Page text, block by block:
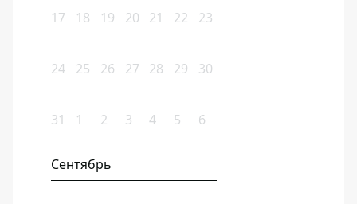
17 18 19 20 21 22 23
24 25 26 27 28 29 30
31 1 2 3 4 5 6
Сентябрь